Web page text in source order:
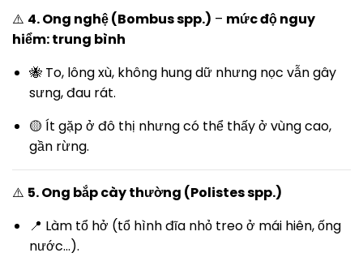
⚠️ 4. Ong nghệ (Bombus spp.) – mức độ nguy
hiểm: trung bình
🐝 To, lông xù, không hung dữ nhưng nọc vẫn gây
sưng, đau rát.
🟡 Ít gặp ở đô thị nhưng có thể thấy ở vùng cao,
gần rừng.
⚠️ 5. Ong bắp cày thường (Polistes spp.)
📍 Làm tổ hở (tổ hình đĩa nhỏ treo ở mái hiên, ống
nước...).